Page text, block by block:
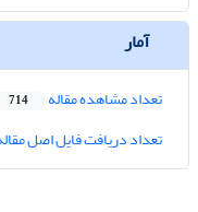
آمار
تعداد مشاهده مقاله 714
تعداد دریافت فایل اصل